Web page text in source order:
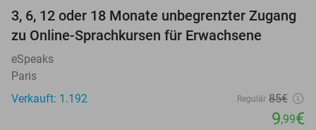
88%
3, 6, 12 oder 18 Monate unbegrenzter Zugang
zu Online-Sprachkursen für Erwachsene
eSpeaks
Paris
Verkauft: 1.192
Regulär 85€
9,99€